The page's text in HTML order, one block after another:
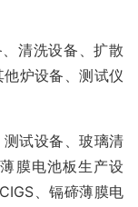
清洗设备、扩散
炉设备、测试仪
试设备、玻璃清
膜电池板生产设
、镉碲薄膜电